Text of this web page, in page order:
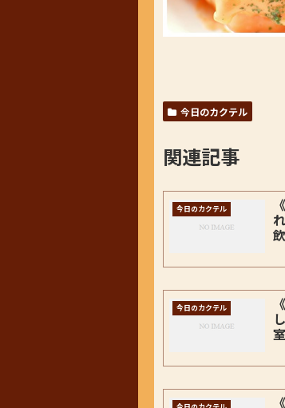
今日のカクテル
関連記事
今日のカクテル
今日のカクテル